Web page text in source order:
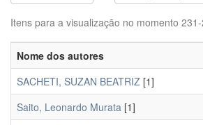
Itens para a visualização no momento
Nome dos autores
SACHETI, SUZAN BEATRIZ [1]
Saito, Leonardo Murata [1]